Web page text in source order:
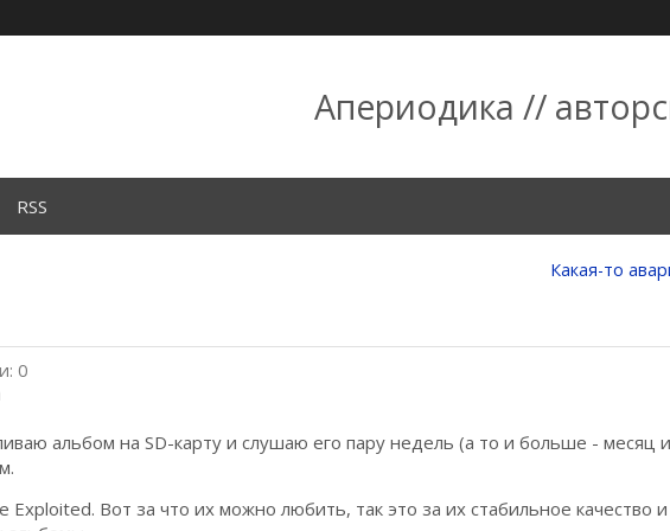
Апериодика //
RSS
Какая-то
0
альбом на SD-карту и слушаю его пару недель (а то и больше - месяц и
Вот за что их можно любить, так это за их стабильное качество и